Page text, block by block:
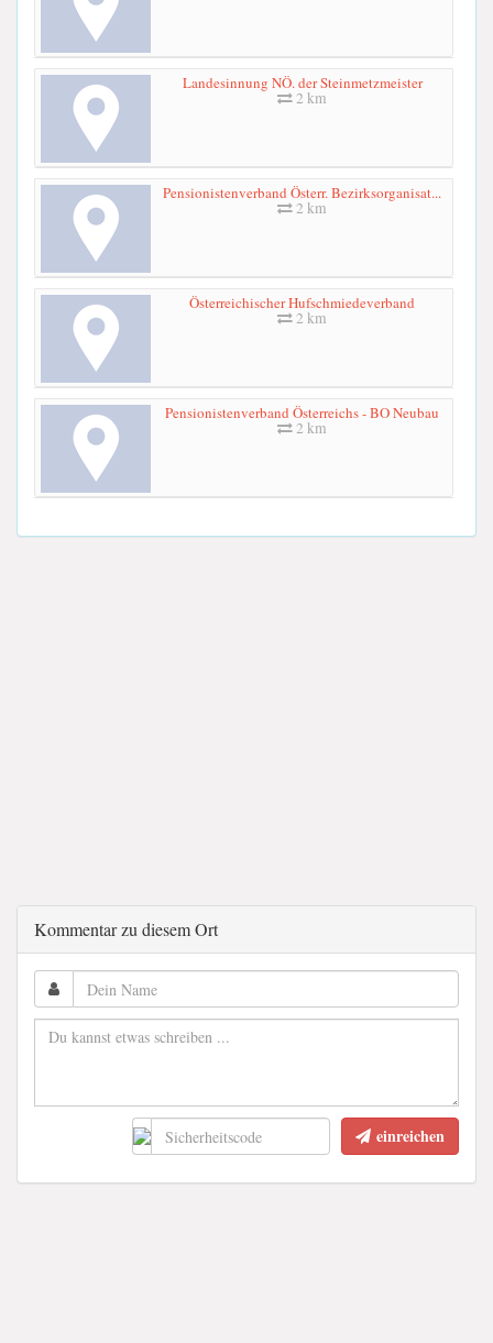
Landesinnung NÖ. der Steinmetzmeister
2 km
Pensionistenverband Österr. Bezirksorganisat...
2 km
Österreichischer Hufschmiedeverband
2 km
Pensionistenverband Österreichs - BO Neubau
2 km
Kommentar zu diesem Ort
einreichen